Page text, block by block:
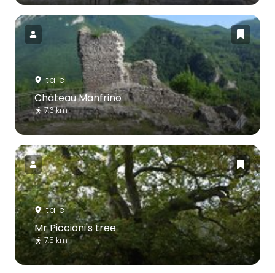
Italie
Château Manfrino
7.6 km
Italie
Mr Piccioni's tree
7.5 km